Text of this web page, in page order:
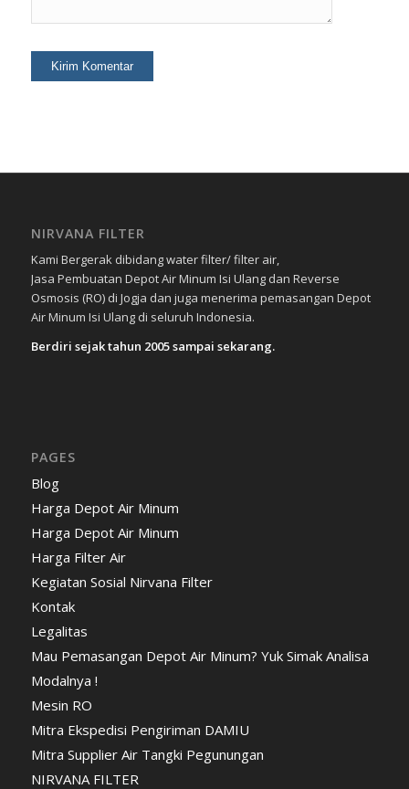
NIRVANA FILTER
Kami Bergerak dibidang water filter/ filter air,
Jasa Pembuatan Depot Air Minum Isi Ulang dan Reverse
Osmosis (RO) di Jogja dan juga menerima pemasangan Depot
Air Minum Isi Ulang di seluruh Indonesia.
Berdiri sejak tahun 2005 sampai sekarang.
PAGES
Blog
Harga Depot Air Minum
Harga Depot Air Minum
Harga Filter Air
Kegiatan Sosial Nirvana Filter
Kontak
Legalitas
Mau Pemasangan Depot Air Minum? Yuk Simak Analisa
Modalnya !
Mesin RO
Mitra Ekspedisi Pengiriman DAMIU
Mitra Supplier Air Tangki Pegunungan
NIRVANA FILTER